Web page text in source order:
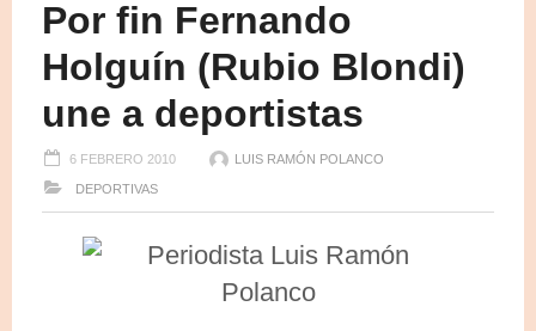
Por fin Fernando
Holguín (Rubio Blondi)
une a deportistas
6 FEBRERO 2010 LUIS RAMÓN POLANCO
DEPORTIVAS